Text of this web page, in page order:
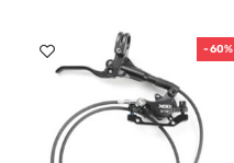
-60%